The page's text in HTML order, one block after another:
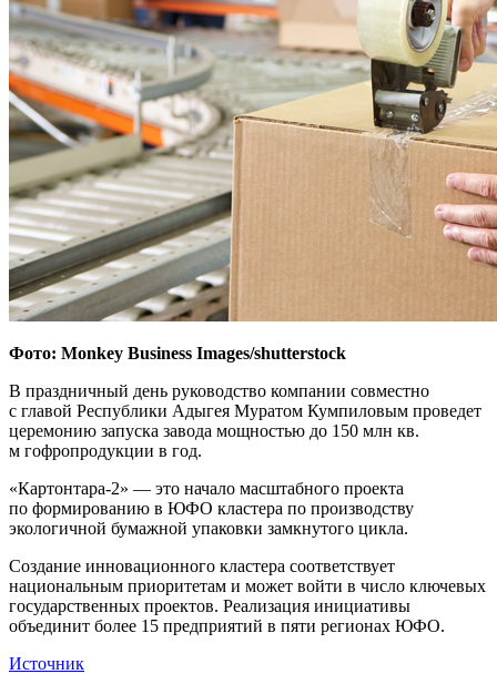
Фото: Monkey Business Images/shutterstock
В праздничный день руководство компании совместно
с главой Республики Адыгея Муратом Кумпиловым проведет
церемонию запуска завода мощностью до 150 млн кв.
м гофропродукции в год.
«Картонтара-2» — это начало масштабного проекта
по формированию в ЮФО кластера по производству
экологичной бумажной упаковки замкнутого цикла.
Создание инновационного кластера соответствует
национальным приоритетам и может войти в число ключевых
государственных проектов. Реализация инициативы
объединит более 15 предприятий в пяти регионах ЮФО.
Источник